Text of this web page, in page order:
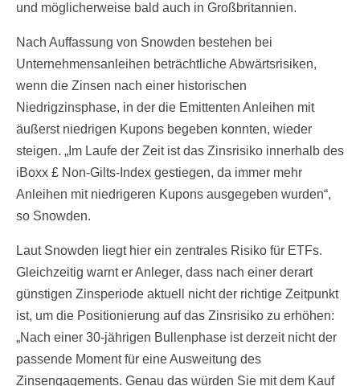
und möglicherweise bald auch in Großbritannien.
Nach Auffassung von Snowden bestehen bei
Unternehmensanleihen beträchtliche Abwärtsrisiken,
wenn die Zinsen nach einer historischen
Niedrigzinsphase, in der die Emittenten Anleihen mit
äußerst niedrigen Kupons begeben konnten, wieder
steigen. „Im Laufe der Zeit ist das Zinsrisiko innerhalb des
iBoxx £ Non-Gilts-Index gestiegen, da immer mehr
Anleihen mit niedrigeren Kupons ausgegeben wurden“,
so Snowden.
Laut Snowden liegt hier ein zentrales Risiko für ETFs.
Gleichzeitig warnt er Anleger, dass nach einer derart
günstigen Zinsperiode aktuell nicht der richtige Zeitpunkt
ist, um die Positionierung auf das Zinsrisiko zu erhöhen:
„Nach einer 30-jährigen Bullenphase ist derzeit nicht der
passende Moment für eine Ausweitung des
Zinsengagements. Genau das würden Sie mit dem Kauf